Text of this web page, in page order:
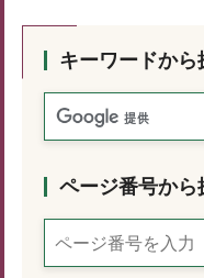
キーワードから
ページ番号から